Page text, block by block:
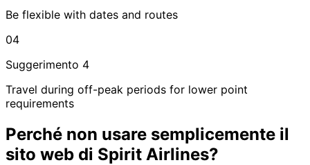
Be flexible with dates and routes
04
Suggerimento 4
Travel during off-peak periods for lower point
requirements
Perché non usare semplicemente il
sito web di Spirit Airlines?